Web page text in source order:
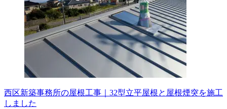
西区新築事務所の屋根工事｜32型立平屋根と屋根煙突を施工
しました